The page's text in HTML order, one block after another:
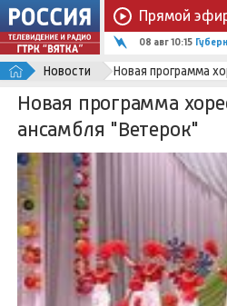
Прямой
08 авг 10:15
Новости Новая программа
Новая программа
ансамбля "Ветерок"